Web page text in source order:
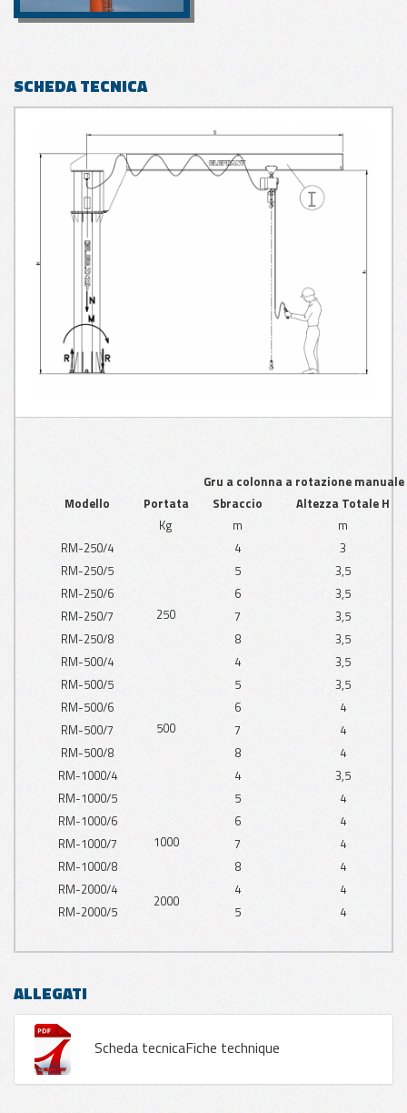
SCHEDA TECNICA
Gru a colonna a rotazione manuale
Modello
Portata Sbraccio
Altezza Totale H
Kg
m
m
RM-250/4
250
4
3
RM-250/5
5
3,5
RM-250/6
6
3,5
RM-250/7
7
3,5
RM-250/8
8
3,5
RM-500/4
500
4
3,5
RM-500/5
5
3,5
RM-500/6
6
4
RM-500/7
7
4
RM-500/8
8
4
RM-1000/4
1000
4
3,5
RM-1000/5
5
4
RM-1000/6
6
4
RM-1000/7
7
4
RM-1000/8
8
4
RM-2000/4
2000
4
4
RM-2000/5
5 4
ALLEGATI
Scheda tecnicaFiche technique